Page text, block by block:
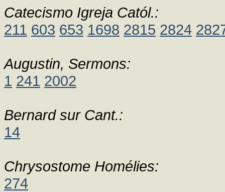
Catecismo Igreja Catól.:
211 603 653 1698 2815 2824
Augustin, Sermons:
1 241 2002
Bernard sur Cant.:
14
Chrysostome Homélies:
274